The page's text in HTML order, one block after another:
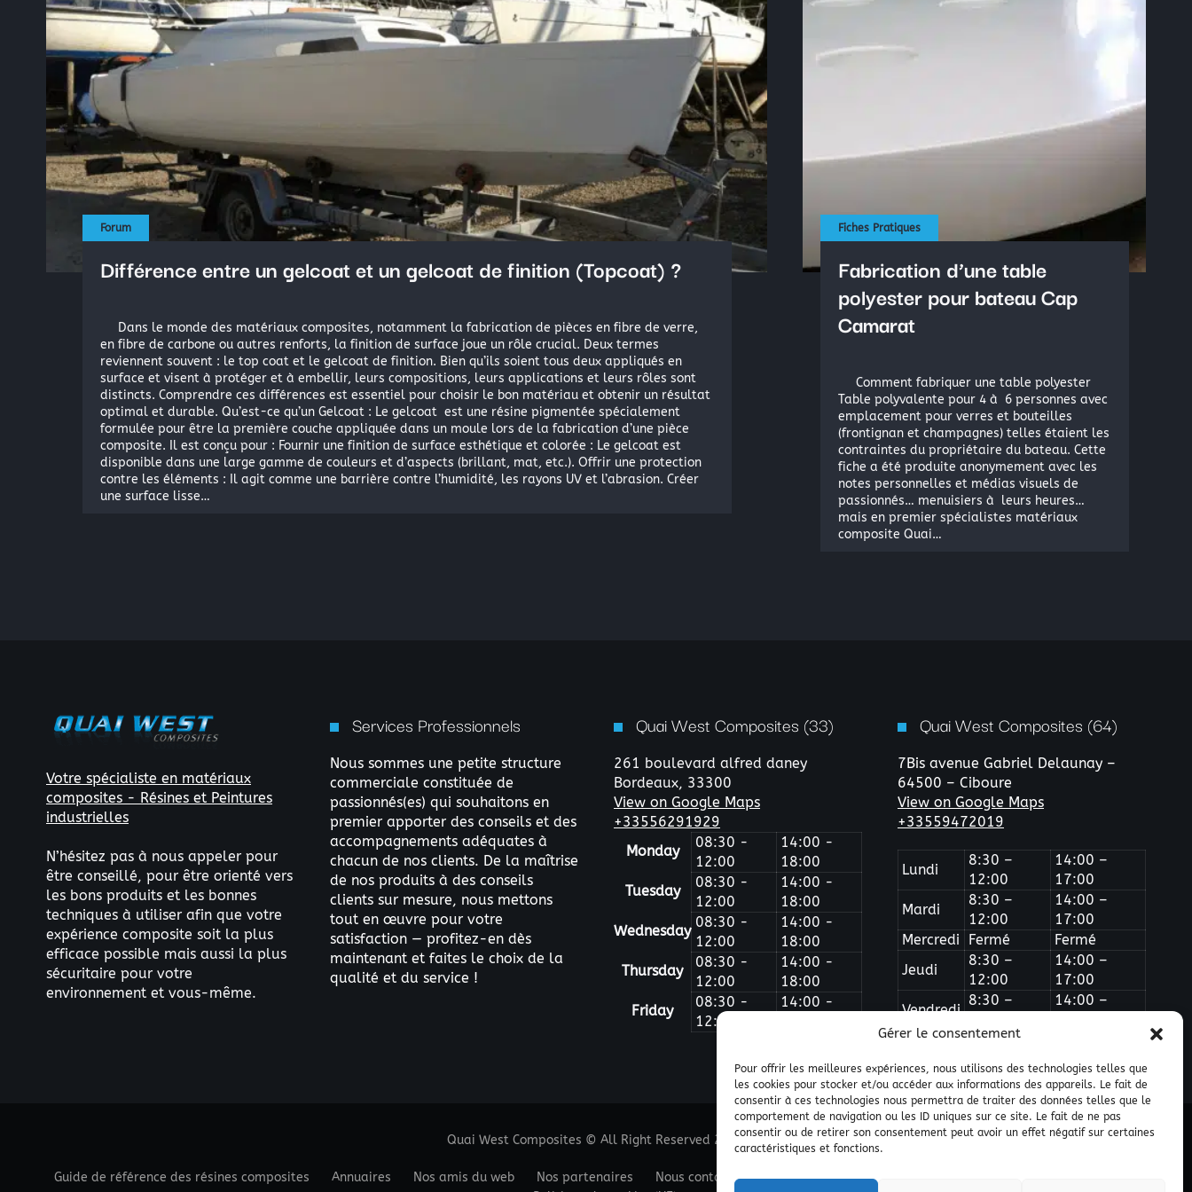
Gérer le consentement
Pour offrir les meilleures expériences, nous utilisons des technologies telles que
les cookies pour stocker et/ou accéder aux informations des appareils. Le fait de
consentir à ces technologies nous permettra de traiter des données telles que le
comportement de navigation ou les ID uniques sur ce site. Le fait de ne pas
consentir ou de retirer son consentement peut avoir un effet négatif sur certaines
caractéristiques et fonctions.
Forum
Différence entre un gelcoat et un gelcoat de finition (Topcoat) ?
Dans le monde des matériaux composites, notamment la fabrication de pièces en fibre de verre,
en fibre de carbone ou autres renforts, la finition de surface joue un rôle crucial. Deux termes
reviennent souvent : le top coat et le gelcoat de finition. Bien qu’ils soient tous deux appliqués en
surface et visent à protéger et à embellir, leurs compositions, leurs applications et leurs rôles sont
distincts. Comprendre ces différences est essentiel pour choisir le bon matériau et obtenir un résultat
optimal et durable. Qu’est-ce qu’un Gelcoat : Le gelcoat est une résine pigmentée spécialement
formulée pour être la première couche appliquée dans un moule lors de la fabrication d’une pièce
composite. Il est conçu pour : Fournir une finition de surface esthétique et colorée : Le gelcoat est
disponible dans une large gamme de couleurs et d’aspects (brillant, mat, etc.). Offrir une protection
contre les éléments : Il agit comme une barrière contre l’humidité, les rayons UV et l’abrasion. Créer
une surface lisse…
Fiches Pratiques
Fabrication d’une table
polyester pour bateau Cap
Camarat
Comment fabriquer une table polyester
Table polyvalente pour 4 à 6 personnes avec
emplacement pour verres et bouteilles
(frontignan et champagnes) telles étaient les
contraintes du propriétaire du bateau. Cette
fiche a été produite anonymement avec les
notes personnelles et médias visuels de
passionnés… menuisiers à leurs heures…
mais en premier spécialistes matériaux
composite Quai…
Résine Polyester ou résine Polyuréthane pour la Reproduction
Acryliques et Plâtres
Les colles structurales: Époxydes, Polyuréthanes, Méthacrylates, Vinylester
Les colles instantanées
Les colles souples
Votre spécialiste en matériaux
composites - Résines et Peintures
industrielles
N’hésitez pas à nous appeler pour
être conseillé, pour être orienté vers
les bons produits et les bonnes
techniques à utiliser afin que votre
expérience composite soit la plus
efficace possible mais aussi la plus
sécuritaire pour votre
environnement et vous-même.
Services Professionnels
Nous sommes une petite structure
commerciale constituée de
passionnés(es) qui souhaitons en
premier apporter des conseils et des
accompagnements adéquates à
chacun de nos clients. De la maîtrise
de nos produits à des conseils
clients sur mesure, nous mettons
tout en œuvre pour votre
satisfaction — profitez-en dès
maintenant et faites le choix de la
qualité et du service !
Quai West Composites (33)
261 boulevard alfred daney
Bordeaux, 33300
View on Google Maps
+33556291929
Monday
08:30 -
12:00
14:00 -
18:00
Tuesday
08:30 -
12:00
14:00 -
18:00
Wednesday
08:30 -
12:00
14:00 -
18:00
Thursday
08:30 -
12:00
14:00 -
18:00
Friday
08:30 -
12:00
14:00 -
Quai West Composites (64)
7Bis avenue Gabriel Delaunay –
64500 – Ciboure
View on Google Maps
+33559472019
Lundi
8:30 –
12:00
14:00 –
17:00
Mardi
8:30 –
12:00
14:00 –
17:00
Mercredi
Fermé
Fermé
Jeudi
8:30 –
12:00
14:00 –
17:00
Vendredi
8:30 –
14:00 –
Quai West Composites © All Right Reserved 2025.
Guide de référence des résines composites Annuaires Nos amis du web Nos partenaires Nous contacter Etablir un devis